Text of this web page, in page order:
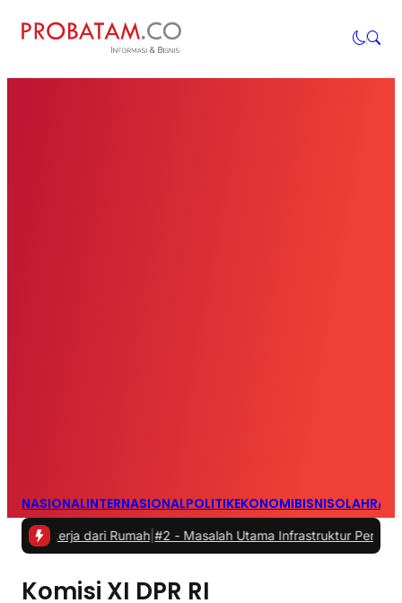
NASIONALINTERNASIONALPOLITIKEKONOMIBISNIS
dari Rumah |#2 -Masalah Utama Infrastruktur Pengisian
Komisi XI DPR RI